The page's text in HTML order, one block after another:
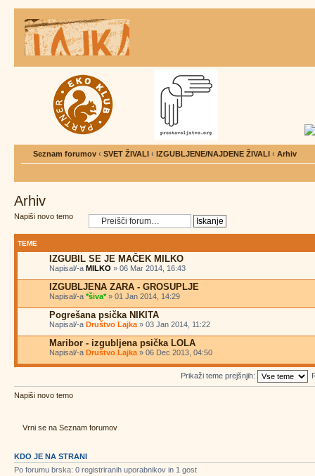
Seznam forumov ‹ SVET ŽIVALI ‹ IZGUBLJENE/NAJDENE ŽIVALI ‹ Arhiv
Arhiv
Napiši novo temo
TEME
IZGUBIL SE JE MAČEK MILKO
Napisal/-a MILKO » 06 Mar 2014, 16:43
IZGUBLJENA ZARA - GROSUPLJE
Napisal/-a *šiva*» 01 Jan 2014, 14:29
Pogrešana psička NIKITA
Napisal/-a Društvo Lajka » 03 Jan 2014, 11:22
Maribor - izgubljena psička LOLA
Napisal/-a Društvo Lajka » 06 Dec 2013, 04:50
Prikaži teme prejšnjih:
Napiši novo temo
Vrni se na Seznam forumov
KDO JE NA STRANI
Po forumu brska: 0 registriranih uporabnikov in 1 gost